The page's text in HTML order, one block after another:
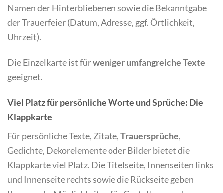
Namen der Hinterbliebenen sowie die Bekanntgabe
der Trauerfeier (Datum, Adresse, ggf. Örtlichkeit,
Uhrzeit).
Die Einzelkarte ist fürweniger umfangreiche Texte
geeignet.
Viel Platz für persönliche Worte und Sprüche: Die
Klappkarte
Für persönliche Texte, Zitate,Trauersprüche,
Gedichte, Dekorelemente oder Bilder bietet die
Klappkarte viel Platz. Die Titelseite, Innenseiten links
und Innenseite rechts sowie die Rückseite geben